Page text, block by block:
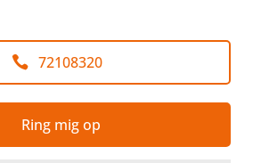
72108320
Ring mig op